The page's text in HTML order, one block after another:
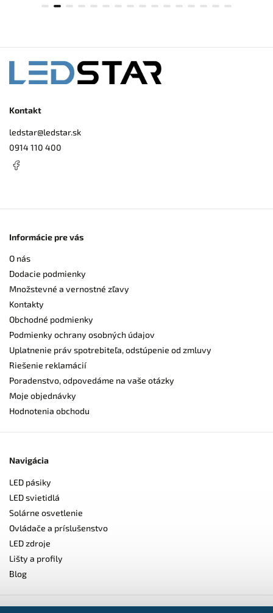
Kontakt
ledstar@ledstar.sk
0914 110 400
Informácie pre vás
O nás
Dodacie podmienky
Množstevné a vernostné zľavy
Kontakty
Obchodné podmienky
Podmienky ochrany osobných údajov
Uplatnenie práv spotrebiteľa, odstúpenie od zmluvy
Riešenie reklamácií
Poradenstvo, odpovedáme na vaše otázky
Moje objednávky
Hodnotenia obchodu
Navigácia
LED pásiky
LED svietidlá
Solárne osvetlenie
Ovládače a príslušenstvo
LED zdroje
Lišty a profily
Blog